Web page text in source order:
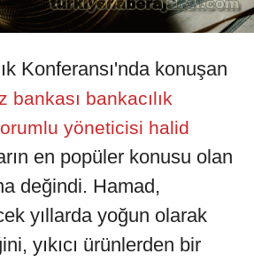
Konferansı'nda konuşan
bankası bankacılık
yöneticisi halid
en popüler konusu olan
değindi. Hamad,
yıllarda yoğun olarak
yıkıcı ürünlerden bir